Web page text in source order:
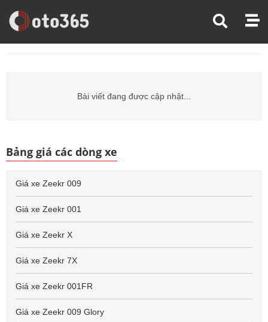
Trang Chủ Giá Xe Ô Tô
Bài viết đang được cập nhật...
Bảng giá các dòng xe
Giá xe Zeekr 009
Giá xe Zeekr 001
Giá xe Zeekr X
Giá xe Zeekr 7X
Giá xe Zeekr 001FR
Giá xe Zeekr 009 Glory